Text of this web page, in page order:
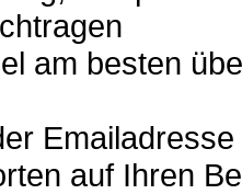
am besten
auf Ihren